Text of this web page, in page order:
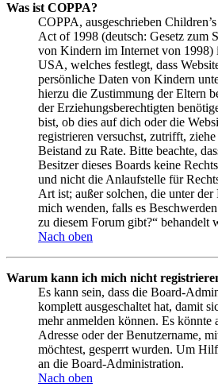
Was ist COPPA?
COPPA, ausgeschrieben
Act of 1998 (deutsch: Gesetz zum
von Kindern im Internet von 1998)
USA, welches festlegt, dass
persönliche Daten von Kindern
hierzu die Zustimmung der Eltern
der Erziehungsberechtigten
bist, ob dies auf dich oder die
registrieren versuchst, zutrifft,
Beistand zu Rate. Bitte beachte,
Besitzer dieses Boards keine
und nicht die Anlaufstelle für
Art ist; außer solchen, die unter
mich wenden, falls es
zu diesem Forum gibt?“ behandelt
Nach oben
Warum kann ich mich nicht
Es kann sein, dass die Board-
komplett ausgeschaltet hat, damit
mehr anmelden können. Es könnte
Adresse oder der Benutzername,
möchtest, gesperrt wurden. Um
an die Board-Administration.
Nach oben